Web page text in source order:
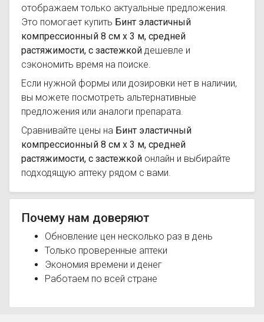
отображаем только актуальные предложения.
Это помогает купить Бинт эластичный
компрессионный 8 см х 3 м, средней
растяжимости, с застежкой дешевле и
сэкономить время на поиске.
Если нужной формы или дозировки нет в наличии,
вы можете посмотреть альтернативные
предложения или аналоги препарата.
Сравнивайте цены на Бинт эластичный
компрессионный 8 см х 3 м, средней
растяжимости, с застежкой онлайн и выбирайте
подходящую аптеку рядом с вами.
Почему нам доверяют
Обновление цен несколько раз в день
Только проверенные аптеки
Экономия времени и денег
Работаем по всей стране